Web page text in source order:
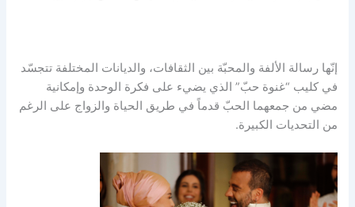
إنّها رسالة الألفة والمحبّة بين الثقافات، والديانات المختلفة تتجسّد
في كليب “غنوة حبّ” الذي يضيء على فكرة الوحدة وإمكانية
مضي من جمعهما الحبّ قدماً في طريق الحياة والزواج على الرغم
من التحديات الكبيرة.